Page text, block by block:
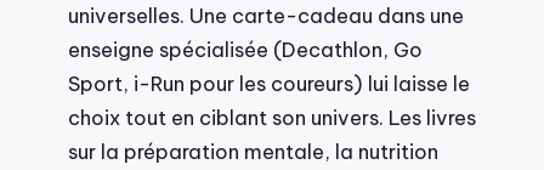
universelles. Une carte-cadeau dans une
enseigne spécialisée (Decathlon, Go
Sport, i-Run pour les coureurs) lui laisse le
choix tout en ciblant son univers. Les livres
sur la préparation mentale, la nutrition